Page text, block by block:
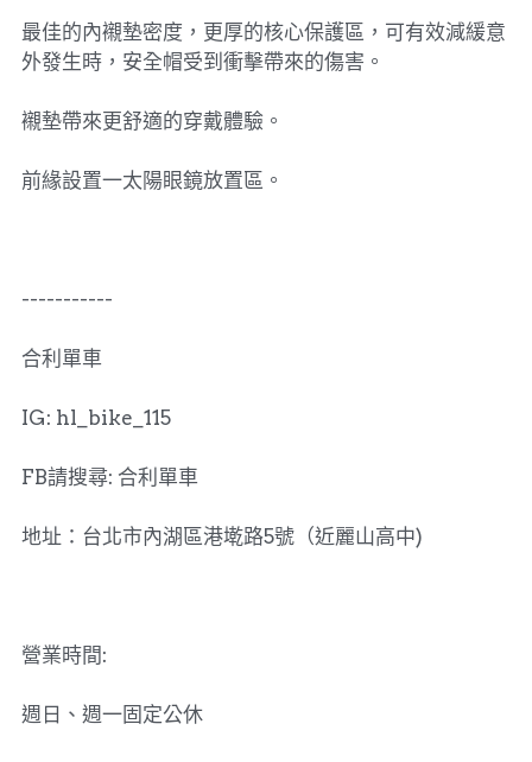
最佳的內襯墊密度，更厚的核心保護區，可有效減緩意
外發生時，安全帽受到衝擊帶來的傷害。
襯墊帶來更舒適的穿戴體驗。
前緣設置一太陽眼鏡放置區。
-----------
合利單車
IG: hl_bike_115
FB請搜尋: 合利單車
地址：台北市內湖區港墘路5號（近麗山高中)
營業時間:
週日、週一固定公休